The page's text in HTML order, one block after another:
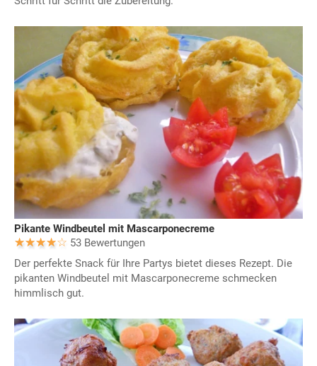
Pikante Windbeutel mit Mascarponecreme
53 Bewertungen
Der perfekte Snack für Ihre Partys bietet dieses Rezept. Die
pikanten Windbeutel mit Mascarponecreme schmecken
himmlisch gut.